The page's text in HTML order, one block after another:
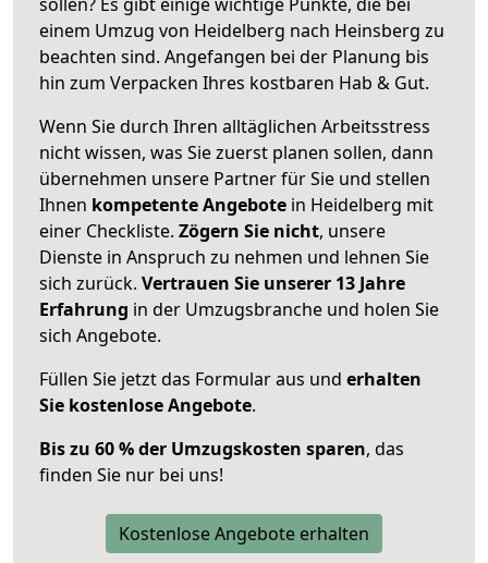
einem Umzug von Heidelberg nach Heinsberg zu
beachten sind. Angefangen bei der Planung bis
hin zum Verpacken Ihres kostbaren Hab & Gut.
Wenn Sie durch Ihren alltäglichen Arbeitsstress
nicht wissen, was Sie zuerst planen sollen, dann
übernehmen unsere Partner für Sie und stellen
Ihnen kompetente Angebote in Heidelberg mit
einer Checkliste. Zögern Sie nicht, unsere
Dienste in Anspruch zu nehmen und lehnen Sie
sich zurück. Vertrauen Sie unserer 13 Jahre
Erfahrung in der Umzugsbranche und holen Sie
sich Angebote.
Füllen Sie jetzt das Formular aus und erhalten
Sie kostenlose Angebote.
Bis zu 60 % der Umzugskosten sparen, das
finden Sie nur bei uns!
Kostenlose Angebote erhalten